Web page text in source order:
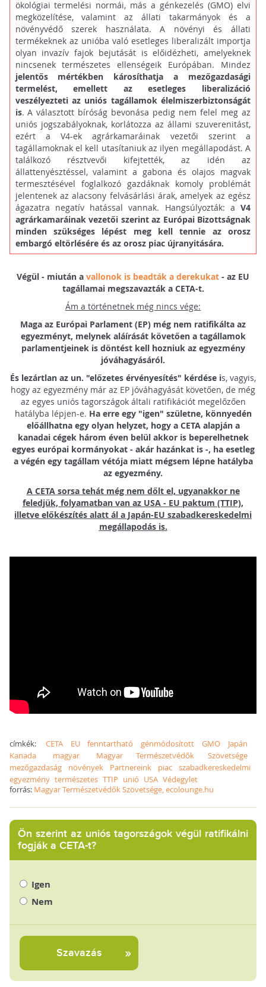
ökológiai termelési normái, más a génkezelés (GMO) elvi
megközelítése, valamint az állati takarmányok és a
növényvédő szerek használata. A növényi és állati
termékeknek az unióba való esetleges liberalizált importja
olyan invazív fajok bejutását is előidézheti, amelyeknek
nincsenek természetes ellenségeik Európában. Mindez
jelentős mértékben károsíthatja a mezőgazdasági
termelést, emellett az esetleges liberalizáció
veszélyezteti az uniós tagállamok élelmiszerbiztonságát
is. A választott bíróság bevonása pedig nem felel meg az
uniós jogszabályoknak, korlátozza az állami szuverenitást,
ezért a V4-ek agrárkamaráinak vezetői szerint a
tagállamoknak el kell utasítaniuk az ilyen megállapodást. A
találkozó résztvevői kifejtették, az idén az
állattenyésztéssel, valamint a gabona és olajos magvak
termesztésével foglalkozó gazdáknak komoly problémát
jelentenek az alacsony felvásárlási árak, amelyek az egész
ágazatra negatív hatással vannak. Hangsúlyozták: a V4
agrárkamaráinak vezetői szerint az Európai Bizottságnak
minden szükséges lépést meg kell tennie az orosz
embargó eltörlésére és az orosz piac újranyitására.
Végül - miután a vallonok is beadták a derekukat - az EU
tagállamai megszavazták a CETA-t.
Ám a történetnek még nincs vége:
Maga az Európai Parlament (EP) még nem ratifikálta az
egyezményt, melynek aláírását követően a tagállamok
parlamentjeinek is döntést kell hozniuk az egyezmény
jóváhagyásáról.
És lezártlan az un. "előzetes érvényesítés" kérdése is, vagyis,
hogy az egyezmény már az EP jóváhagyását követően, de még
az egyes uniós tagországok általi ratifikációt megelőzően
hatályba lépjen-e. Ha erre egy "igen" születne, könnyedén
előállhatna egy olyan helyzet, hogy a CETA alapján a
kanadai cégek három éven belül akkor is beperelhetnek
egyes európai kormányokat - akár hazánkat is -, ha esetleg
a végén egy tagállam vétója miatt mégsem lépne hatályba
az egyezmény.
A CETA sorsa tehát még nem dőlt el, ugyanakkor ne
feledjük, folyamatban van az USA - EU paktum (TTIP),
illetve előkészítés alatt ál a Japán-EU szabadkereskedelmi
megállapodás is.
címkék: CETA EU fenntartható génmódosított GMO
Japán
Kanada
magyar
Magyar Természetvédők Szövetsége
mezőgazdaság
növények Partnereink piac
szabadkereskedelmi
egyezmény természetes TTIP unió USA Védegylet
forrás: Magyar Természetvédők Szövetsége, ecolounge.hu
Ön szerint az uniós tagországok végül ratifikálni
fogják a CETA-t?
Igen
Nem
Szavazás